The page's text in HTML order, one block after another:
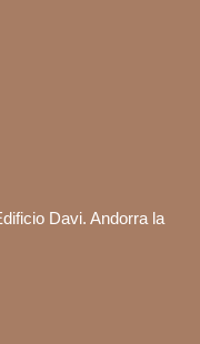
Davi. Andorra la